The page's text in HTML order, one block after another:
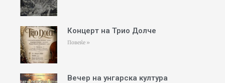
Концерт на Трио Долче
Повеќе »
Вечер на унгарска култура